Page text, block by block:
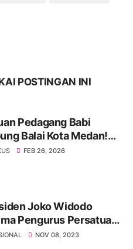
POSTINGAN INI
Pedagang Babi
Balai Kota Medan!
Kota Dinilai
FEB 26, 2026
Joko Widodo
Pengurus Persatuan
Indonesia (PWI)
NOV 08, 2023